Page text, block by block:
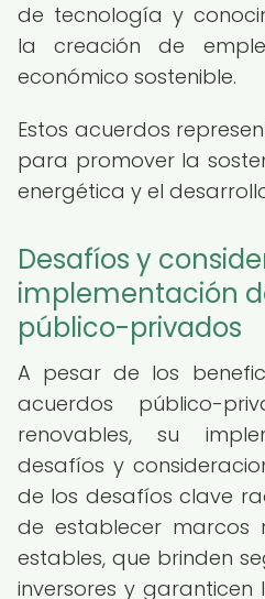
de tecnología y
la creación de
económico sostenible.
Estos acuerdos
para promover la
energética y el
Desafíos y
implementación
público-privados
A pesar de los
acuerdos público-
renovables, su
desafíos y
de los desafíos clave
de establecer marcos
estables, que brinden
inversores y